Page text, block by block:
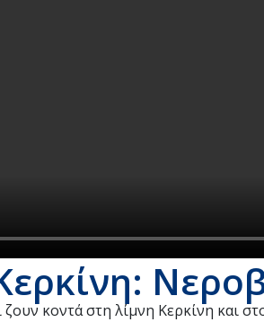
κοντά στη λίμνη Κερκίνη και